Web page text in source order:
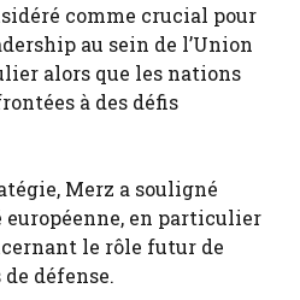
comme crucial pour
au sein de l’Union
alors que les nations
à des défis
Merz a souligné
européenne, en particulier
le rôle futur de
de défense.